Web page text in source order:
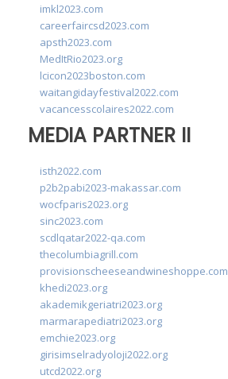
imkl2023.com
careerfaircsd2023.com
apsth2023.com
MedItRio2023.org
lcicon2023boston.com
waitangidayfestival2022.com
vacancesscolaires2022.com
MEDIA PARTNER II
isth2022.com
p2b2pabi2023-makassar.com
wocfparis2023.org
sinc2023.com
scdlqatar2022-qa.com
thecolumbiagrill.com
provisionscheeseandwineshoppe.com
khedi2023.org
akademikgeriatri2023.org
marmarapediatri2023.org
emchie2023.org
girisimselradyoloji2022.org
utcd2022.org